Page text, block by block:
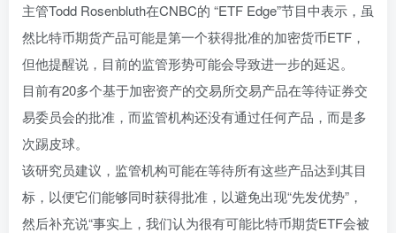
主管Todd Rosenbluth在CNBC的 “ETF Edge”节目中表示，虽
然比特币期货产品可能是第一个获得批准的加密货币ETF，
但他提醒说，目前的监管形势可能会导致进一步的延迟。
目前有20多个基于加密资产的交易所交易产品在等待证券交
易委员会的批准，而监管机构还没有通过任何产品，而是多
次踢皮球。
该研究员建议，监管机构可能在等待所有这些产品达到其目
标，以便它们能够同时获得批准，以避免出现“先发优势”，
然后补充说“事实上，我们认为很有可能比特币期货ETF会被